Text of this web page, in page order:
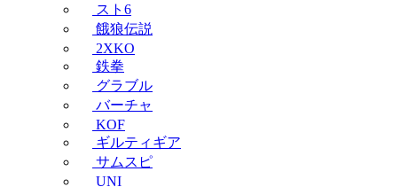
スト6
餓狼伝説
2XKO
鉄拳
グラブル
バーチャ
KOF
ギルティギア
サムスピ
UNI